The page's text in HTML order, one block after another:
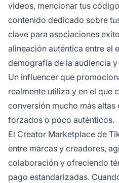
videos, mencionar tus
contenido dedicado sobre
clave para asociaciones
alineación auténtica entre el
demografía de la audiencia
Un influencer que
realmente utiliza y en el que
conversión mucho más
forzados o poco auténticos.
El Creator Marketplace de
entre marcas y creadores,
colaboración y ofreciendo
pago estandarizadas.